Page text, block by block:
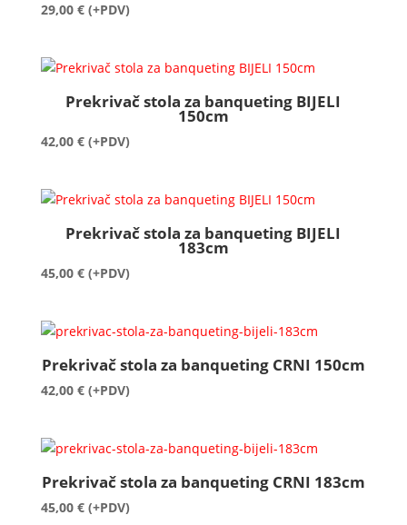
29,00 € (+PDV)
Prekrivač stola za banqueting BIJELI
150cm
42,00 € (+PDV)
Prekrivač stola za banqueting BIJELI
183cm
45,00 € (+PDV)
Prekrivač stola za banqueting CRNI 150cm
42,00 € (+PDV)
Prekrivač stola za banqueting CRNI 183cm
45,00 € (+PDV)